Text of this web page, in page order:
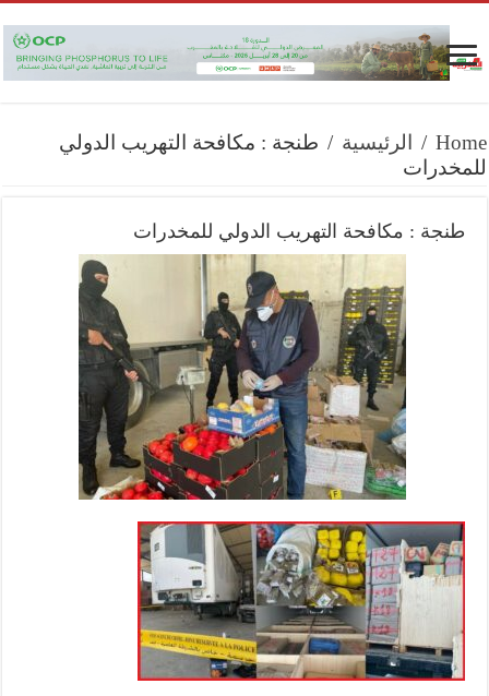
Home
/ الرئيسية / طنجة : مكافحة التهريب الدولي
للمخدرات‬⁩
طنجة : مكافحة التهريب الدولي للمخدرات‬⁩